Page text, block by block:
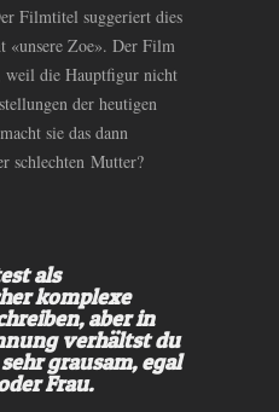
Filmtitel suggeriert dies
«unsere Zoe». Der Film
weil die Hauptfigur nicht
der heutigen
sie das dann
schlechten Mutter?
als
komplexe
aber in
verhältst du
grausam, egal
Frau.